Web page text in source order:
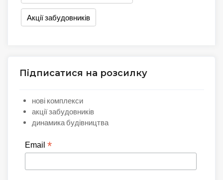
Акції забудовників
Підписатися на розсилку
нові комплекси
акції забудовників
динамика будівництва
Email *